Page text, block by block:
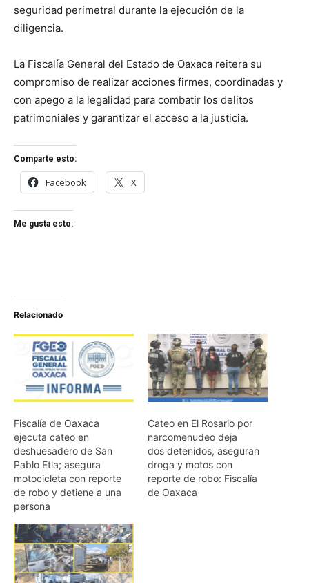
seguridad perimetral durante la ejecución de la
diligencia.
La Fiscalía General del Estado de Oaxaca reitera su
compromiso de realizar acciones firmes, coordinadas y
con apego a la legalidad para combatir los delitos
patrimoniales y garantizar el acceso a la justicia.
Comparte esto:
Facebook X
Me gusta esto:
Relacionado
Fiscalía de Oaxaca
ejecuta cateo en
deshuesadero de San
Pablo Etla; asegura
motocicleta con reporte
de robo y detiene a una
persona
Cateo en El Rosario por
narcomenudeo deja
dos detenidos, aseguran
droga y motos con
reporte de robo: Fiscalía
de Oaxaca